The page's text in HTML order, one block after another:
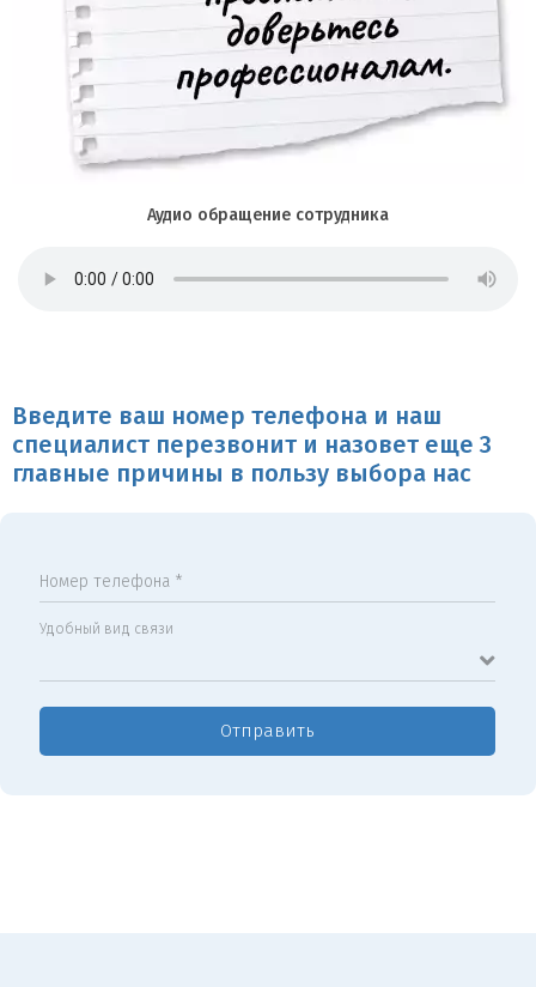
Аудио обращение сотрудника
Введите ваш номер телефона и наш
специалист перезвонит и назовет еще 3
главные причины в пользу выбора нас
Номер телефона *
Удобный вид связи
Отправить